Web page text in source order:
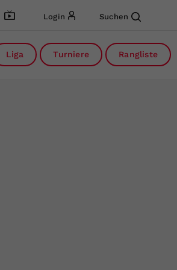
Login Suchen
Liga Turniere Rangliste